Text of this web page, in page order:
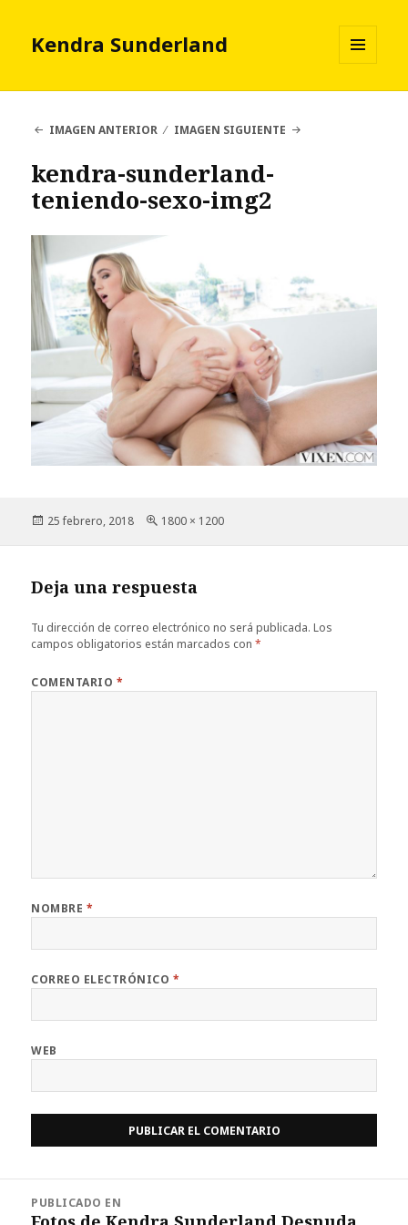
Kendra Sunderland
Y
IMAGEN ANTERIOR
IMAGEN SIGUIENTE
kendra-sunderland-
teniendo-sexo-img2
Publicado
25 febrero, 2018
Tamaño
1800 × 1200
Deja una respuesta
Tu dirección de correo electrónico no será publicada. Los
campos obligatorios están marcados con*
COMENTARIO *
NOMBRE *
CORREO ELECTRÓNICO *
WEB
PUBLICADO EN